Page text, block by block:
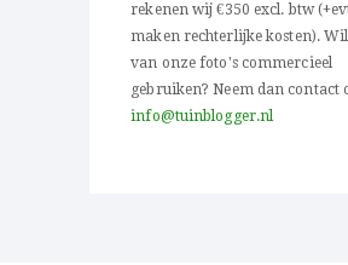
rekenen wij €350 excl. btw
maken rechterlijke kosten). Wil
van onze foto's commercieel
gebruiken? Neem dan contact
info@tuinblogger.nl